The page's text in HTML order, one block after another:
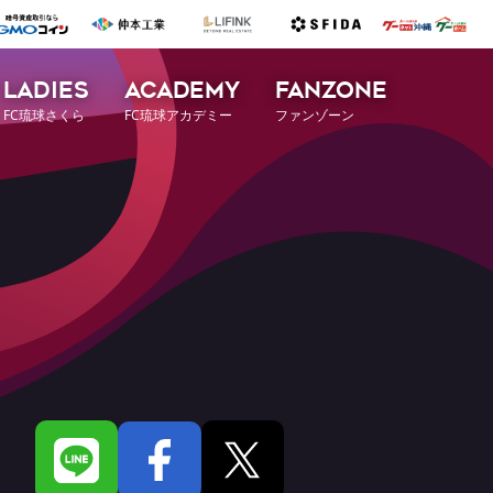
LADIES
FC琉球さくら
ACADEMY
FC琉球アカデミー
FANZONE
ファンゾーン